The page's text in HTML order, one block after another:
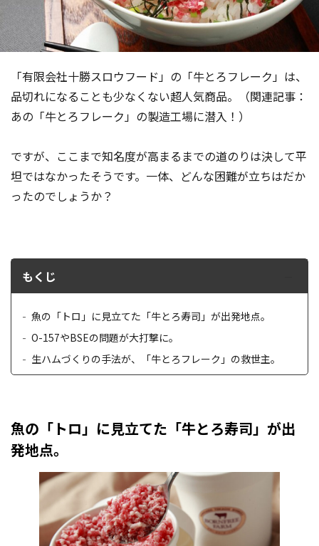
「有限会社十勝スロウフード」の「牛とろフレーク」は、
品切れになることも少なくない超人気商品。（関連記事：
あの「牛とろフレーク」の製造工場に潜入！）
ですが、ここまで知名度が高まるまでの道のりは決して平
坦ではなかったそうです。一体、どんな困難が立ちはだか
ったのでしょうか？
もくじ
魚の「トロ」に見立てた「牛とろ寿司」が出発地点。
O-157やBSEの問題が大打撃に。
生ハムづくりの手法が、「牛とろフレーク」の救世主。
魚の「トロ」に見立てた「牛とろ寿司」が出
発地点。